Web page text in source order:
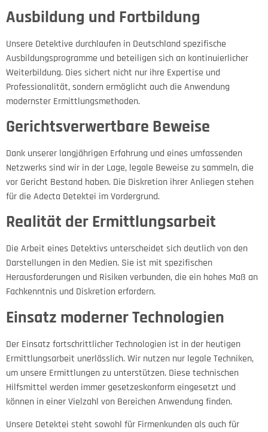
Ausbildung und Fortbildung
Unsere Detektive durchlaufen in Deutschland spezifische
Ausbildungsprogramme und beteiligen sich an kontinuierlicher
Weiterbildung. Dies sichert nicht nur ihre Expertise und
Professionalität, sondern ermöglicht auch die Anwendung
modernster Ermittlungsmethoden.
Gerichtsverwertbare Beweise
Dank unserer langjährigen Erfahrung und eines umfassenden
Netzwerks sind wir in der Lage, legale Beweise zu sammeln, die
vor Gericht Bestand haben. Die Diskretion ihrer Anliegen stehen
für die Adecta Detektei im Vordergrund.
Realität der Ermittlungsarbeit
Die Arbeit eines Detektivs unterscheidet sich deutlich von den
Darstellungen in den Medien. Sie ist mit spezifischen
Herausforderungen und Risiken verbunden, die ein hohes Maß an
Fachkenntnis und Diskretion erfordern.
Einsatz moderner Technologien
Der Einsatz fortschrittlicher Technologien ist in der heutigen
Ermittlungsarbeit unerlässlich. Wir nutzen nur legale Techniken,
um unsere Ermittlungen zu unterstützen. Diese technischen
Hilfsmittel werden immer gesetzeskonform eingesetzt und
können in einer Vielzahl von Bereichen Anwendung finden.
Unsere Detektei steht sowohl für Firmenkunden als auch für